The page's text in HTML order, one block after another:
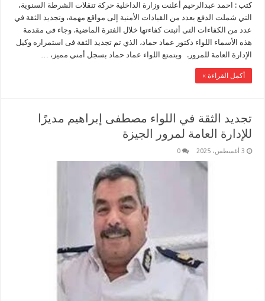
كتب : احمد عبدالرحيم أعلنت وزارة الداخلية حركة تنقلات الشرطة السنوية،
التي شملت الدفع بعدد من القيادات الأمنية إلى مواقع مهمة، وتجديد الثقة في
عدد من الكفاءات التى أثبتت كفاءتها خلال الفترة الماضية. وجاء فى مقدمة
هذه الأسماء اللواء دكتور عماد حماد، الذي تم تجديد الثقة فى استمراره وكيل
الإدارة العامة للمرور. ويتمتع اللواء عماد حماد بسجل أمني مميز، …
أكمل القراءة »
تجديد الثقة في اللواء مصطفى إبراهيم مديرًا
للإدارة العامة لمرور الجيزة
3 أغسطس، 2025 0